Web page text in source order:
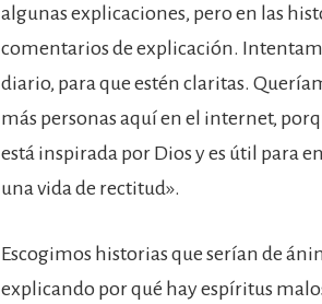
algunas explicaciones, pero en las
comentarios de explicación.
diario, para que estén claritas.
más personas aquí en el internet,
está inspirada por Dios y es útil para
una vida de rectitud».
Escogimos historias que serían de
explicando por qué hay espíritus